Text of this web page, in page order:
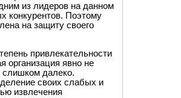
из лидеров на данном
конкурентов. Поэтому
на защиту своего
привлекательности
организация явно не
слишком далеко.
своих слабых и
извлечения